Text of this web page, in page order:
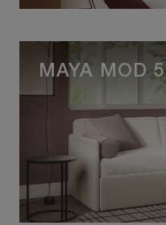
MAYA MOD 5